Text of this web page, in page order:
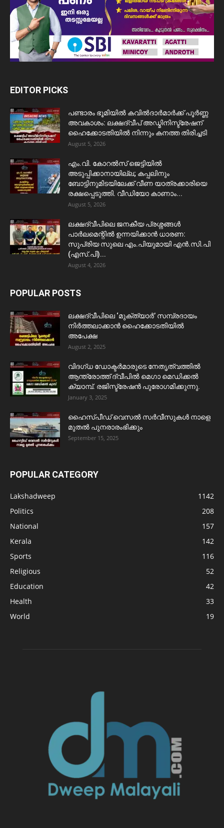
EDITOR PICKS
പണ്ടാരം ഭൂമിയിൽ കവിൽദാർമാർക്ക് പൂർണ്ണ
അവകാശം: ലക്ഷദ്വീപ് അഡ്മിനിസ്ട്രേഷന്
ഹൈക്കോടതിയിൽ നിന്നും കനത്ത തിരിച്ചടി
August 5, 2026
​എം.വി. കോറൽസ് ജെട്ടിയിൽ
അടുപ്പിക്കാനായില്ല; കപ്പലിനും
ബോട്ടിനുമിടയിലേക്ക് വീണ യാത്രക്കാരിയെ
രക്ഷപ്പെടുത്തി. വീഡിയോ കാണാം...
August 5, 2026
ലക്ഷദ്വീപിലെ ജനകീയ പ്രശ്നങ്ങൾ
പാർലമെന്റിൽ ഉന്നയിക്കാൻ ധാരണ:
സുപ്രിയ സുലെ എം.പിയുമായി എൻ.സി.പി
(എസ്.പി)...
August 4, 2026
POPULAR POSTS
ലക്ഷദ്വീപിലെ ‘മുക്ത്യാർ’ സമ്പ്രദായം
നിർത്തലാക്കാൻ ഹൈക്കോടതിയിൽ
അപേക്ഷ
August 2, 2025
വിദഗ്ധ ഡോക്ടർമാരുടെ നേതൃത്വത്തിൽ
ആന്ത്രോത്ത് ദ്വീപിൽ മെഗാ മെഡിക്കൽ
ക്യാമ്പ്. രജിസ്ട്രേഷൻ പുരോഗമിക്കുന്നു.
January 3, 2025
ഹൈസ്പീഡ് വെസൽ സർവീസുകൾ നാളെ
മുതൽ പുനരാരംഭിക്കും
September 15, 2025
POPULAR CATEGORY
Lakshadweep
1142
Politics
208
National
157
Kerala
142
Sports
116
Religious
52
Education
42
Health
33
World
19